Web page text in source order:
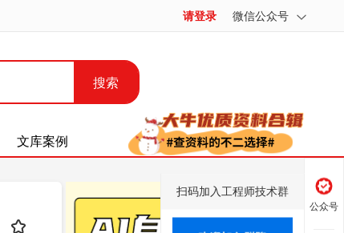
请登录 微信公众号
搜索
文库案例
公众号
扫码加入工程师技术群